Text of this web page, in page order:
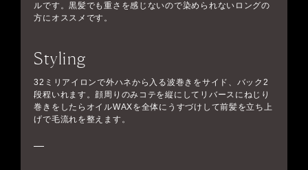
ルです。黒髪でも重さを感じないので染められないロングの
方にオススメです。
Styling
32ミリアイロンで外ハネから入る波巻きをサイド、バック2
段程いれます。顔周りのみコテを縦にしてリバースにねじり
巻きをしたらオイルWAXを全体にうすづけして前髪を立ち上
げで毛流れを整えます。